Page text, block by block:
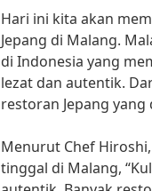
Hari ini kita akan
Jepang di Malang.
di Indonesia yang
lezat dan autentik.
restoran Jepang
Menurut Chef
tinggal di Malang,